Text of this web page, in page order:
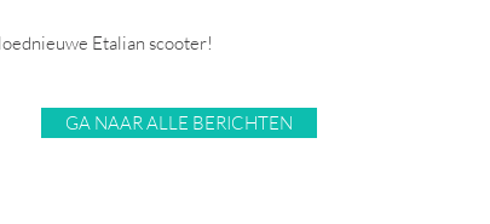
Etalian scooter!
GA NAAR ALLE BERICHTEN